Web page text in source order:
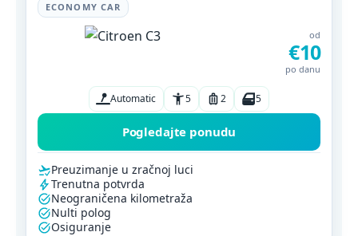
ECONOMY CAR
od
€10
po danu
Automatic 5 2 5
Pogledajte ponudu
Preuzimanje u zračnoj luci
Trenutna potvrda
Neograničena kilometraža
Nulti polog
Osiguranje